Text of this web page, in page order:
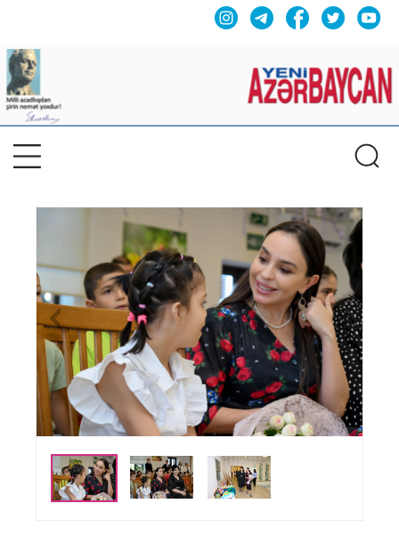
Previous